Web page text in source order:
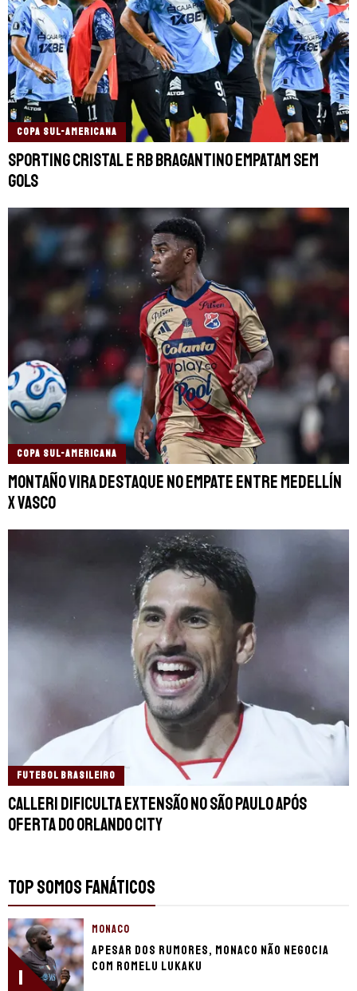
COPA SUL-AMERICANA
Sporting Cristal e RB Bragantino empatam sem
gols
COPA SUL-AMERICANA
Montaño vira destaque no empate entre Medellín
x Vasco
FUTEBOL BRASILEIRO
Calleri dificulta extensão no São Paulo após
oferta do Orlando City
TOP SOMOS FANÁTICOS
1
MONACO
Apesar dos rumores, Monaco não negocia
com Romelu Lukaku